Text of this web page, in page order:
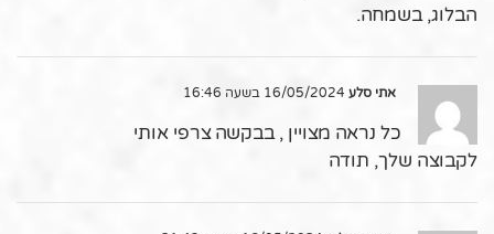
הבלוג, בשמחה.
אתי סלע
כל נראה מצויין , בבקשה צרפי אותי
לקבוצה שלך, תודה